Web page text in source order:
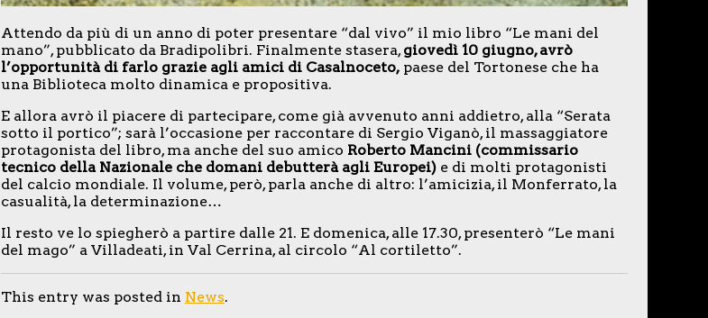
Attendo da più di un anno di poter presentare “dal vivo” il mio libro “Le mani del
mano”, pubblicato da Bradipolibri. Finalmente stasera,giovedì 10 giugno, avrò
l’opportunità di farlo grazie agli amici di Casalnoceto,paese del Tortonese che ha
una Biblioteca molto dinamica e propositiva.
E allora avrò il piacere di partecipare, come già avvenuto anni addietro, alla “Serata
sotto il portico”; sarà l’occasione per raccontare di Sergio Viganò, il massaggiatore
protagonista del libro, ma anche del suo amico Roberto Mancini (commissario
tecnico della Nazionale che domani debutterà agli Europei) e di molti protagonisti
del calcio mondiale. Il volume, però, parla anche di altro: l’amicizia, il Monferrato, la
casualità, la determinazione…
Il resto ve lo spiegherò a partire dalle 21. E domenica, alle 17.30, presenterò “Le mani
del mago” a Villadeati, in Val Cerrina, al circolo “Al cortiletto”.
This entry was posted in News.